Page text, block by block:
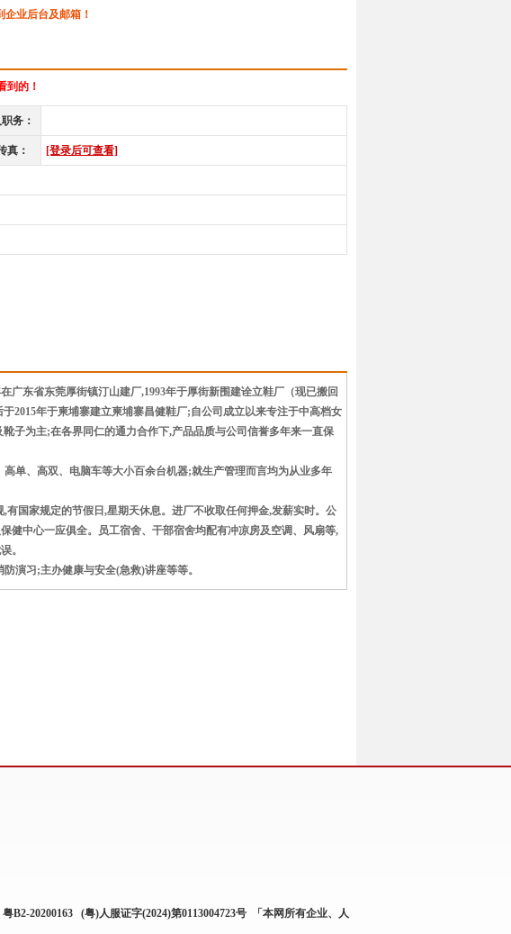
业后台及邮箱！
到的！
务：
真： [登录后可查看]
东省东莞厚街镇汀山建厂,1993年于厚街新围建诠立鞋厂（现已搬回
2015年于柬埔寨建立柬埔寨昌健鞋厂;自公司成立以来专注于中高档女
子为主;在各界同仁的通力合作下,产品品质与公司信誉多年来一直保
单、高双、电脑车等大小百余台机器;就生产管理而言均为从业多年
国家规定的节假日,星期天休息。进厂不收取任何押金,发薪实时。公
健中心一应俱全。员工宿舍、干部宿舍均配有冲凉房及空调、风扇等,
。
演习;主办健康与安全(急救)讲座等等。
B2-20200163 (粤)人服证字(2024)第0113004723号
「本网所有企业、人